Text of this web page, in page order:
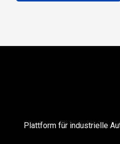
Plattform für industrielle